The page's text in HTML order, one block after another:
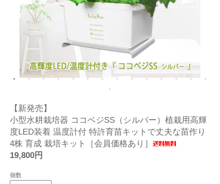
【新発売】
小型水耕栽培器 ココベジSS（シルバー）植栽用高輝
度LED装着 温度計付 特許育苗キットで丈夫な苗作り
4株 育成 栽培キット［会員価格あり］
19,800円
個数